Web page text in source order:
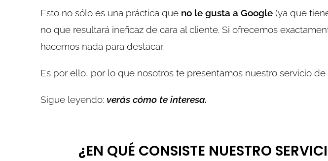
Esto no sólo es una práctica que no le gusta a Google (ya que
no que resultará ineficaz de cara al cliente. Si ofrecemos
hacemos nada para destacar.
Es por ello, por lo que nosotros te presentamos nuestro servicio de
Sigue leyendo: verás cómo te interesa.
¿EN QUÉ CONSISTE NUESTRO